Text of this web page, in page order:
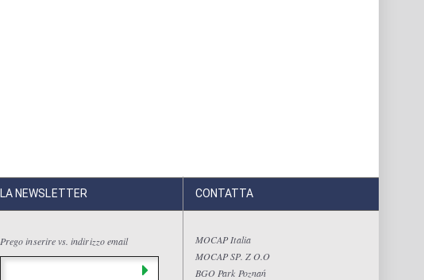
LA NEWSLETTER
Prego inserire vs. indirizzo email
CONTATTA
MOCAP Italia
MOCAP SP. Z O.O
BGO Park Poznań